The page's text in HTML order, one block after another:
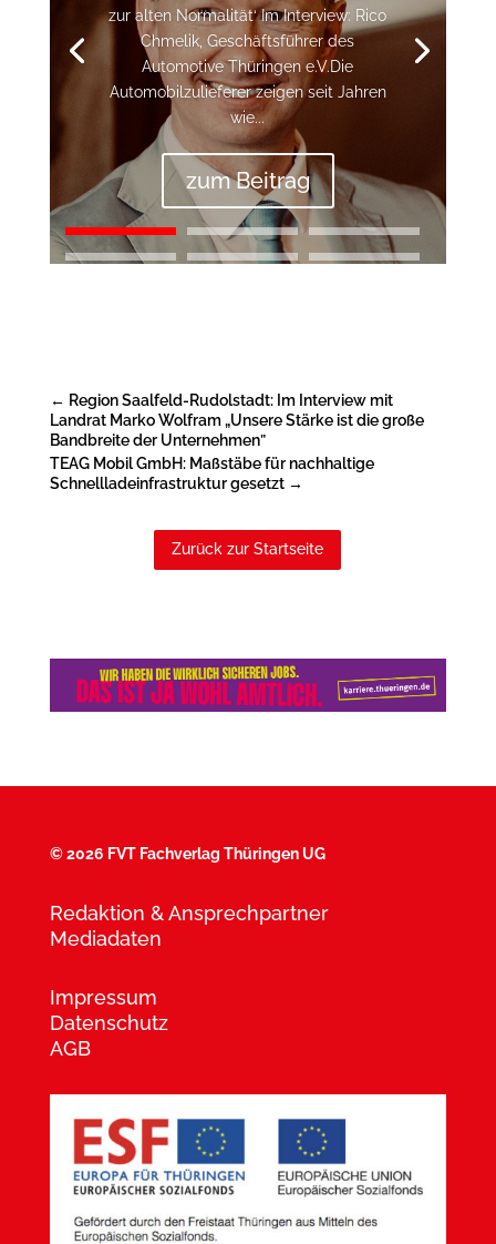
zur alten Normalität‘ Im Interview: Rico
Chmelik, Geschäftsführer des
Automotive Thüringen e.V.Die
Automobilzulieferer zeigen seit Jahren
wie...
zum Beitrag
← Region Saalfeld-Rudolstadt: Im Interview mit
Landrat Marko Wolfram „Unsere Stärke ist die große
Bandbreite der Unternehmen”
TEAG Mobil GmbH: Maßstäbe für nachhaltige
Schnellladeinfrastruktur gesetzt→
Zurück zur Startseite
©2026 FVT Fachverlag Thüringen UG
Redaktion & Ansprechpartner
Mediadaten
Impressum
Datenschutz
AGB